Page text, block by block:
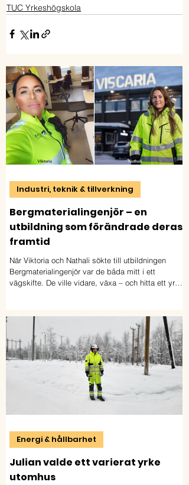
TUC Yrkeshögskola
Bergmaterialingenjör – en
utbildning som förändrade deras
framtid
När Viktoria och Nathali sökte till utbildningen
Bergmaterialingenjör var de båda mitt i ett
vägskifte. De ville vidare, växa – och hitta ett yrke
nya möjligheter. Idag arbetar båda inom
branschen.
Industri, teknik & tillverkning
Julian valde ett varierat yrke
utomhus
Energi & hållbarhet